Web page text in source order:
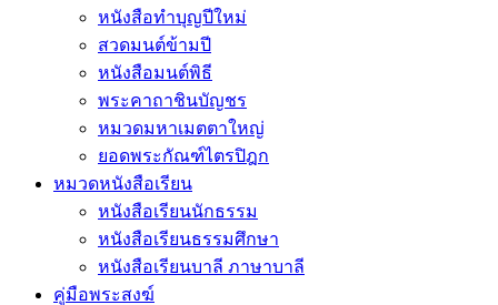
หนังสือทำบุญปีใหม่
สวดมนต์ข้ามปี
หนังสือมนต์พิธี
พระคาถาชินบัญชร
หมวดมหาเมตตาใหญ่
ยอดพระกัณฑ์ไตรปิฎก
หมวดหนังสือเรียน
หนังสือเรียนนักธรรม
หนังสือเรียนธรรมศึกษา
หนังสือเรียนบาลี ภาษาบาลี
คู่มือพระสงฆ์